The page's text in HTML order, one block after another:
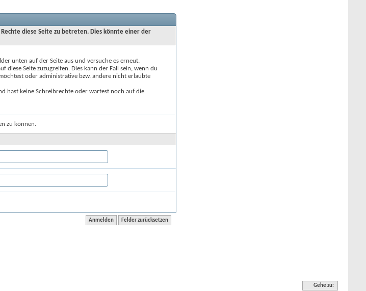
diese Seite zu betreten. Dies könnte einer der
unten auf der Seite aus und versuche es erneut.
diese Seite zuzugreifen. Dies kann der Fall sein, wenn du
oder administrative bzw. andere nicht erlaubte
hast keine Schreibrechte oder wartest noch auf die
zu können.
Gehe zu: